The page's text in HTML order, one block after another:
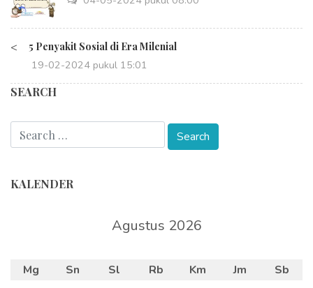
< 5 Penyakit Sosial di Era Milenial
19-02-2024 pukul 15:01
SEARCH
KALENDER
Agustus 2026
Mg Sn Sl Rb Km Jm
Sb